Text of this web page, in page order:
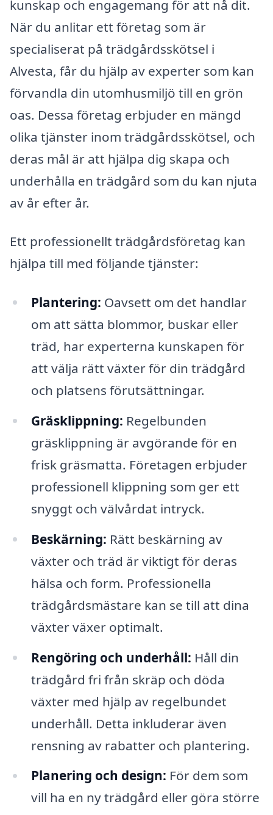
kunskap och engagemang för att nå dit.
När du anlitar ett företag som är
specialiserat på trädgårdsskötsel i
Alvesta, får du hjälp av experter som kan
förvandla din utomhusmiljö till en grön
oas. Dessa företag erbjuder en mängd
olika tjänster inom trädgårdsskötsel, och
deras mål är att hjälpa dig skapa och
underhålla en trädgård som du kan njuta
av år efter år.
Ett professionellt trädgårdsföretag kan
hjälpa till med följande tjänster:
Plantering: Oavsett om det handlar
om att sätta blommor, buskar eller
träd, har experterna kunskapen för
att välja rätt växter för din trädgård
och platsens förutsättningar.
Gräsklippning: Regelbunden
gräsklippning är avgörande för en
frisk gräsmatta. Företagen erbjuder
professionell klippning som ger ett
snyggt och välvårdat intryck.
Beskärning: Rätt beskärning av
växter och träd är viktigt för deras
hälsa och form. Professionella
trädgårdsmästare kan se till att dina
växter växer optimalt.
Rengöring och underhåll: Håll din
trädgård fri från skräp och döda
växter med hjälp av regelbundet
underhåll. Detta inkluderar även
rensning av rabatter och plantering.
Planering och design: För dem som
vill ha en ny trädgård eller göra större